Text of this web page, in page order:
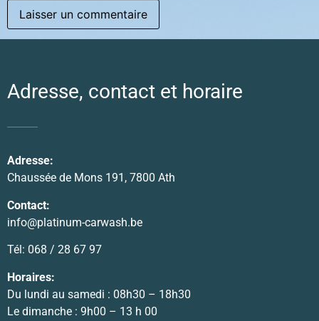
Adresse, contact et horaire
Adresse:
Chaussée de Mons 191, 7800 Ath
Contact:
info@platinum-carwash.be
Tél: 068 / 28 67 97
Horaires:
Du lundi au samedi : 08h30 – 18h30
Le dimanche : 9h00 – 13 h 00